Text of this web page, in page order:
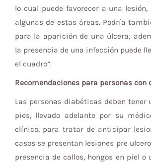
lo cual puede favorecer a una
algunas de estas áreas. Podría
para la aparición de una úlcera;
la presencia de una infección puede
el cuadro”.
Recomendaciones para personas con
Las personas diabéticas deben tener
pies, llevado adelante por su
clínico, para tratar de anticipar
casos se presentan lesiones pre
presencia de callos, hongos en piel o